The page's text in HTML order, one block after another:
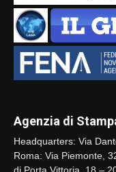
Agenzia di
Headquarters: Via
Roma: Via Piemonte,